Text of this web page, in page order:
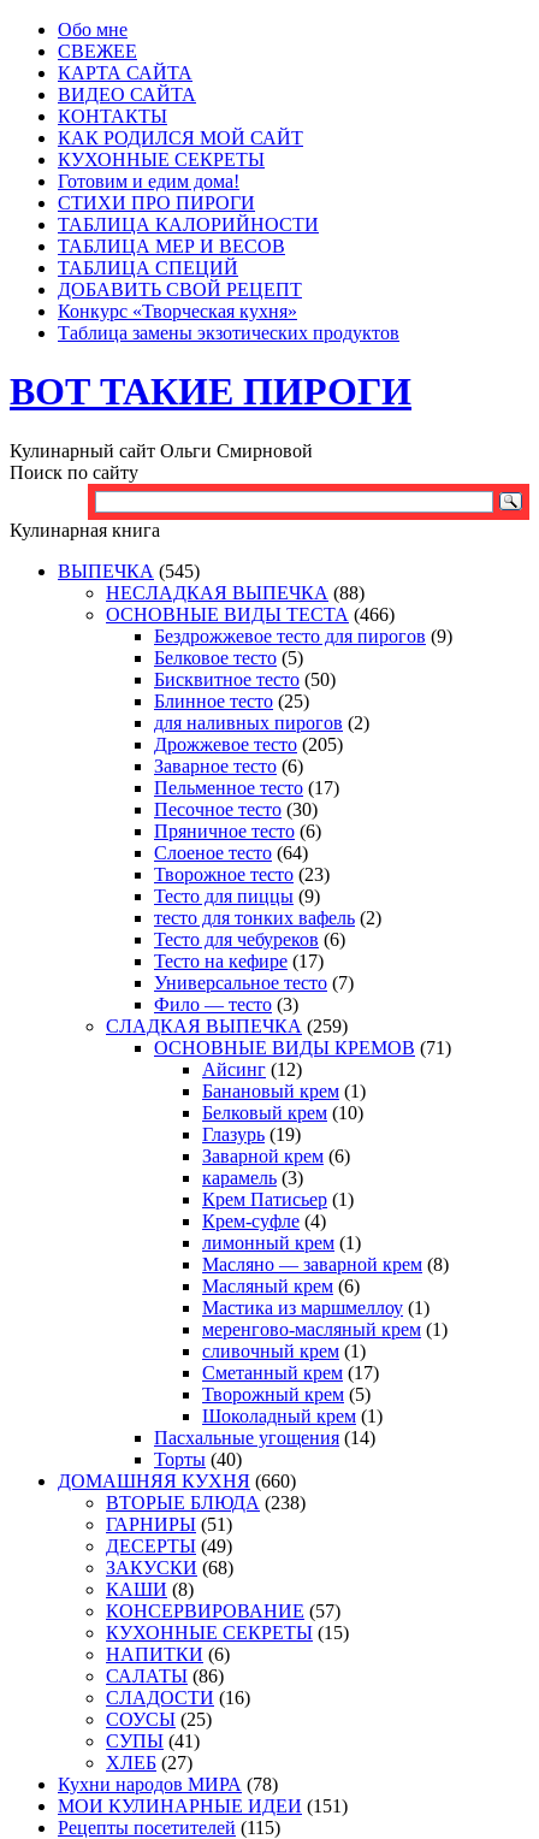
Обо мне
СВЕЖЕЕ
КАРТА САЙТА
ВИДЕО САЙТА
КОНТАКТЫ
КАК РОДИЛСЯ МОЙ САЙТ
КУХОННЫЕ СЕКРЕТЫ
Готовим и едим дома!
СТИХИ ПРО ПИРОГИ
ТАБЛИЦА КАЛОРИЙНОСТИ
ТАБЛИЦА МЕР И ВЕСОВ
ТАБЛИЦА СПЕЦИЙ
ДОБАВИТЬ СВОЙ РЕЦЕПТ
Конкурс «Творческая кухня»
Таблица замены экзотических продуктов
ВОТ ТАКИЕ ПИРОГИ
Кулинарный сайт Ольги Смирновой
Поиск по сайту
Кулинарная книга
ВЫПЕЧКА (545)
НЕСЛАДКАЯ ВЫПЕЧКА (88)
ОСНОВНЫЕ ВИДЫ ТЕСТА (466)
Бездрожжевое тесто для пирогов (9)
Белковое тесто (5)
Бисквитное тесто (50)
Блинное тесто (25)
для наливных пирогов (2)
Дрожжевое тесто (205)
Заварное тесто (6)
Пельменное тесто (17)
Песочное тесто (30)
Пряничное тесто (6)
Слоеное тесто (64)
Творожное тесто (23)
Тесто для пиццы (9)
тесто для тонких вафель (2)
Тесто для чебуреков (6)
Тесто на кефире (17)
Универсальное тесто (7)
Фило — тесто (3)
СЛАДКАЯ ВЫПЕЧКА (259)
ОСНОВНЫЕ ВИДЫ КРЕМОВ (71)
Айсинг (12)
Банановый крем (1)
Белковый крем (10)
Глазурь (19)
Заварной крем (6)
карамель (3)
Крем Патисьер (1)
Крем-суфле (4)
лимонный крем (1)
Масляно — заварной крем (8)
Масляный крем (6)
Мастика из маршмеллоу (1)
меренгово-масляный крем (1)
сливочный крем (1)
Сметанный крем (17)
Творожный крем (5)
Шоколадный крем (1)
Пасхальные угощения (14)
Торты (40)
ДОМАШНЯЯ КУХНЯ (660)
ВТОРЫЕ БЛЮДА (238)
ГАРНИРЫ (51)
ДЕСЕРТЫ (49)
ЗАКУСКИ (68)
КАШИ (8)
КОНСЕРВИРОВАНИЕ (57)
КУХОННЫЕ СЕКРЕТЫ (15)
НАПИТКИ (6)
САЛАТЫ (86)
СЛАДОСТИ (16)
СОУСЫ (25)
СУПЫ (41)
ХЛЕБ (27)
Кухни народов МИРА (78)
МОИ КУЛИНАРНЫЕ ИДЕИ (151)
Рецепты посетителей (115)